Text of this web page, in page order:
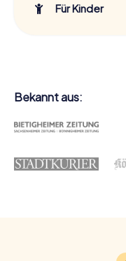
Für Kinder
Bekannt aus: